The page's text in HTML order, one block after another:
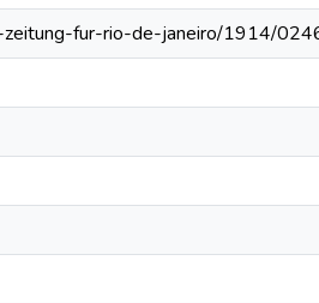
zeitung-fur-rio-de-janeiro/1914/